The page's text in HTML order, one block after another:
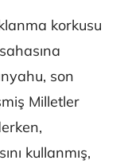
korkusu
son
Milletler
kullanmış,